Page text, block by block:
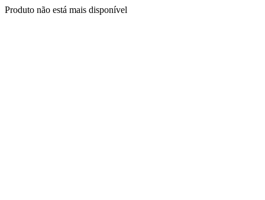
Produto não está mais disponível